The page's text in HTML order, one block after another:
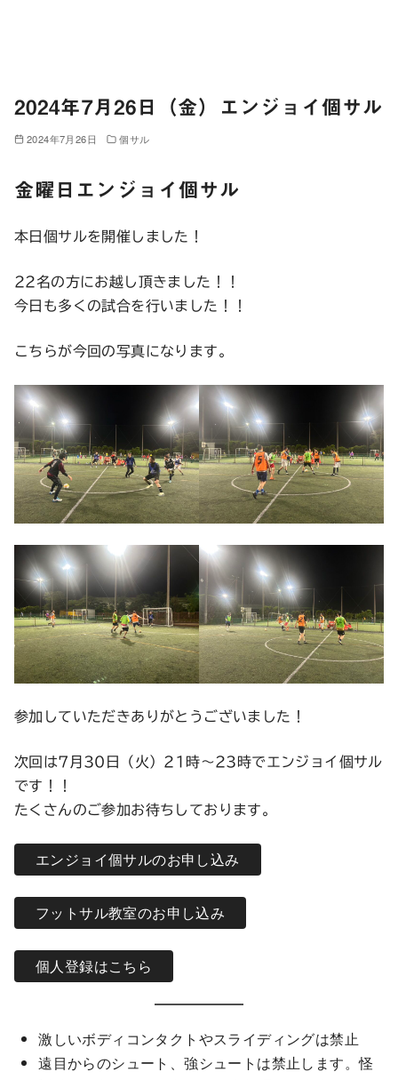
2024年7月26日（金）エンジョイ個サル
2024年7月26日 個サル
金曜日エンジョイ個サル
本日個サルを開催しました！
22名の方にお越し頂きました！！
今日も多くの試合を行いました！！
こちらが今回の写真になります。
参加していただきありがとうございました！
次回は7月30日（火）21時〜23時でエンジョイ個サル
です！！
たくさんのご参加お待ちしております。
エンジョイ個サルのお申し込み
フットサル教室のお申し込み
個人登録はこちら
激しいボディコンタクトやスライディングは禁止
遠目からのシュート、強シュートは禁止します。怪